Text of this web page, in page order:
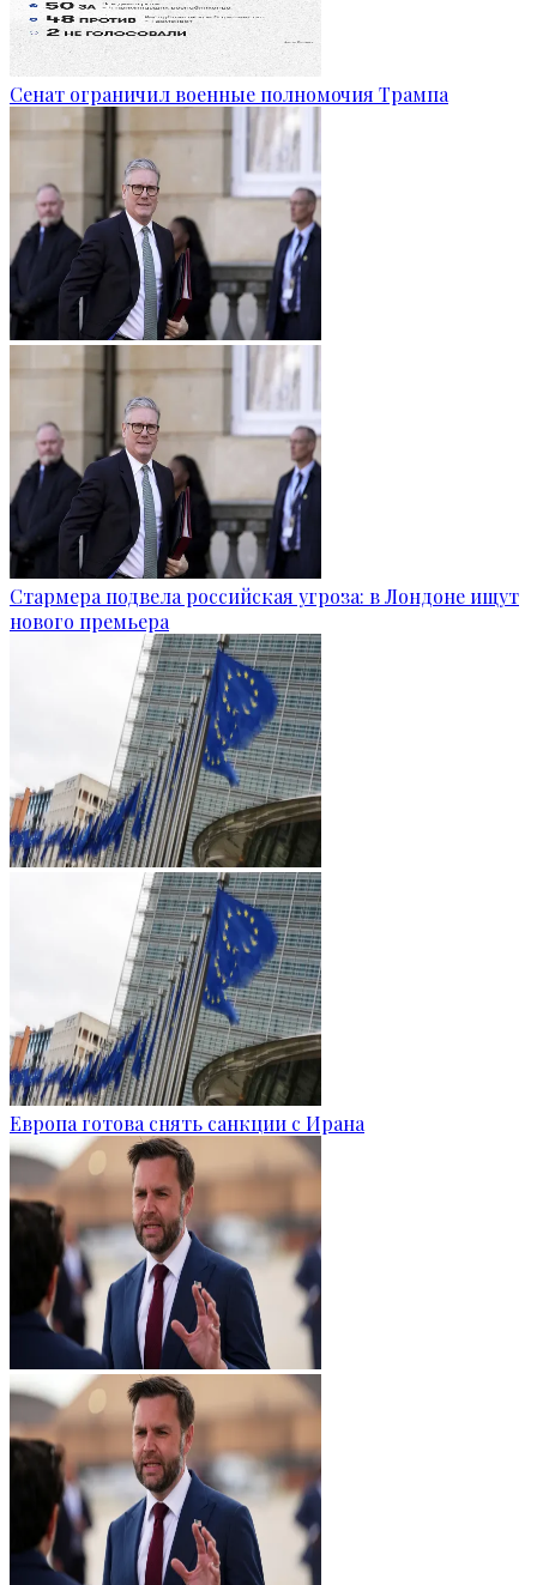
Сенат ограничил военные полномочия Трампа
Стармера подвела российская угроза: в Лондоне ищут
нового премьера
Европа готова снять санкции с Ирана